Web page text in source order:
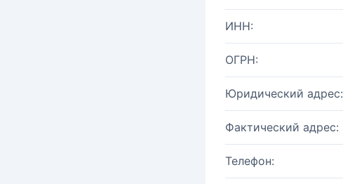
ИНН:
ОГРН:
Юридический адрес:
Фактический адрес:
Телефон: